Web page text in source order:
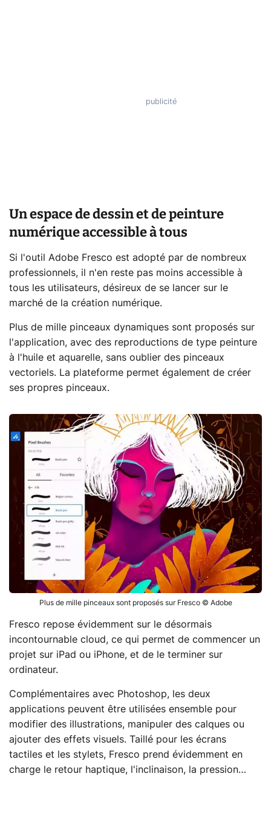
Un espace de dessin et de peinture
numérique accessible à tous
Si l'outil Adobe Fresco est adopté par de nombreux
professionnels, il n'en reste pas moins accessible à
tous les utilisateurs, désireux de se lancer sur le
marché de la création numérique.
Plus de mille pinceaux dynamiques sont proposés sur
l'application, avec des reproductions de type peinture
à l'huile et aquarelle, sans oublier des pinceaux
vectoriels. La plateforme permet également de créer
ses propres pinceaux.
Plus de mille pinceaux sont proposés sur Fresco © Adobe
Fresco repose évidemment sur le désormais
incontournable cloud, ce qui permet de commencer un
projet sur iPad ou iPhone, et de le terminer sur
ordinateur.
Complémentaires avec Photoshop, les deux
applications peuvent être utilisées ensemble pour
modifier des illustrations, manipuler des calques ou
ajouter des effets visuels. Taillé pour les écrans
tactiles et les stylets, Fresco prend évidemment en
charge le retour haptique, l'inclinaison, la pression…